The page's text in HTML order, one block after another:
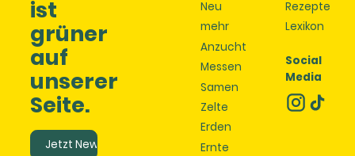
ist
grüner
auf
unserer
Seite.
Jetzt Newsletter abonnieren.
Neu
mehr
Anzucht
Messen
Samen
Zelte
Erden
Ernte
Rezepte
Lexikon
Social
Media